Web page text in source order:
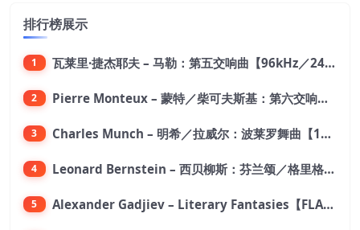
排行榜展示
1 瓦莱里·捷杰耶夫 – 马勒：第五交响曲【96kHz／24bit】
2 Pierre Monteux – 蒙特／柴可夫斯基：第六交响曲【176.4kHz／24bit】
3 Charles Munch – 明希／拉威尔：波莱罗舞曲【176.4kHz／24bit】
4 Leonard Bernstein – 西贝柳斯：芬兰颂／格里格：培尔·金特组曲【44.1kHz／24bit】
5 Alexander Gadjiev – Literary Fantasies【FLAC 192】